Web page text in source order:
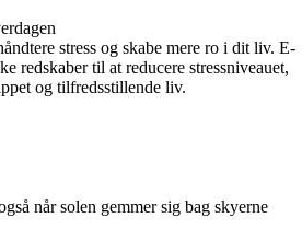
stress og skabe mere ro i dit liv. E-
redskaber til at reducere stressniveauet,
og tilfredsstillende liv.
når solen gemmer sig bag skyerne